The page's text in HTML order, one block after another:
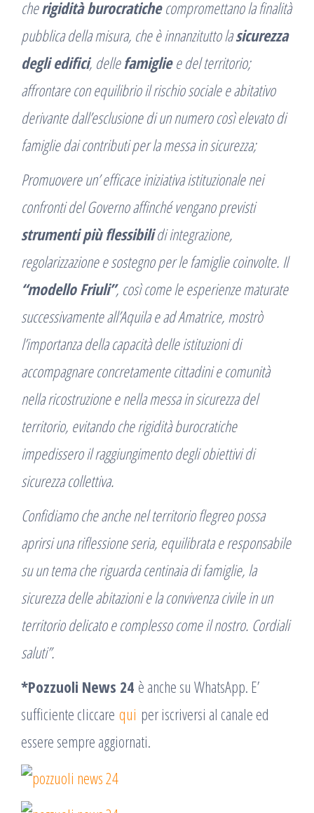
cherigidità burocratichecompromettano la finalità
pubblica della misura, che è innanzitutto lasicurezza
degli edifici, dellefamigliee del territorio;
affrontare con equilibrio il rischio sociale e abitativo
derivante dall’esclusione di un numero così elevato di
famiglie dai contributi per la messa in sicurezza;
Promuovere un’ efficace iniziativa istituzionale nei
confronti del Governo affinché vengano previsti
strumenti più flessibilidi integrazione,
regolarizzazione e sostegno per le famiglie coinvolte. Il
“modello Friuli”, così come le esperienze maturate
successivamente all’Aquila e ad Amatrice, mostrò
l’importanza della capacità delle istituzioni di
accompagnare concretamente cittadini e comunità
nella ricostruzione e nella messa in sicurezza del
territorio, evitando che rigidità burocratiche
impedissero il raggiungimento degli obiettivi di
sicurezza collettiva.
Confidiamo che anche nel territorio flegreo possa
aprirsi una riflessione seria, equilibrata e responsabile
su un tema che riguarda centinaia di famiglie, la
sicurezza delle abitazioni e la convivenza civile in un
territorio delicato e complesso come il nostro. Cordiali
saluti”.
*Pozzuoli News 24 è anche su WhatsApp. E’
sufficiente cliccare qui per iscriversi al canale ed
essere sempre aggiornati.